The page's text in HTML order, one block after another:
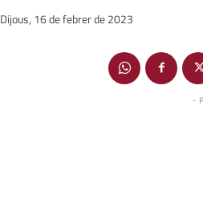
Dijous, 16 de febrer de 2023
-